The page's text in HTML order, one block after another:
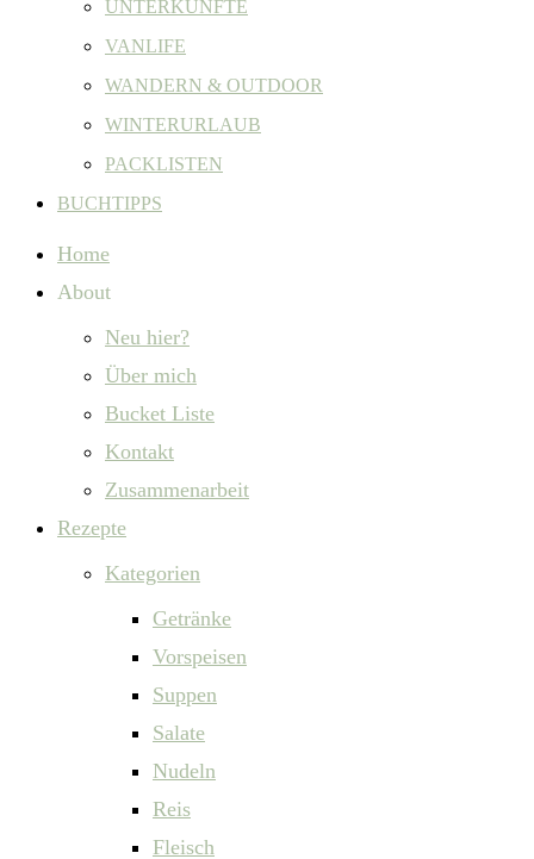
UNTERKÜNFTE
VANLIFE
WANDERN & OUTDOOR
WINTERURLAUB
PACKLISTEN
BUCHTIPPS
Home
About
Neu hier?
Über mich
Bucket Liste
Kontakt
Zusammenarbeit
Rezepte
Kategorien
Getränke
Vorspeisen
Suppen
Salate
Nudeln
Reis
Fleisch